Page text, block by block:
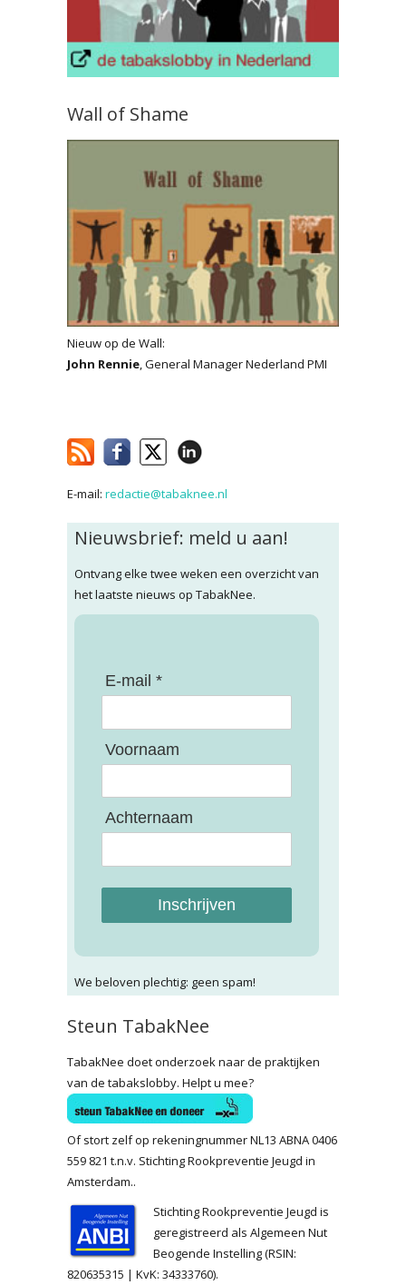
Wall of Shame
Nieuw op de Wall:
John Rennie, General Manager Nederland PMI
E-mail: redactie@tabaknee.nl
Nieuwsbrief: meld u aan!
Ontvang elke twee weken een overzicht van
het laatste nieuws op TabakNee.
E-mail *
Voornaam
Achternaam
Inschrijven
We beloven plechtig: geen spam!
Steun TabakNee
TabakNee doet onderzoek naar de praktijken
van de tabakslobby. Helpt u mee?
Of stort zelf op rekeningnummer NL13 ABNA 0406
559 821 t.n.v. Stichting Rookpreventie Jeugd in
Amsterdam..
Stichting Rookpreventie Jeugd is
geregistreerd als Algemeen Nut
Beogende Instelling (RSIN:
820635315 | KvK: 34333760).